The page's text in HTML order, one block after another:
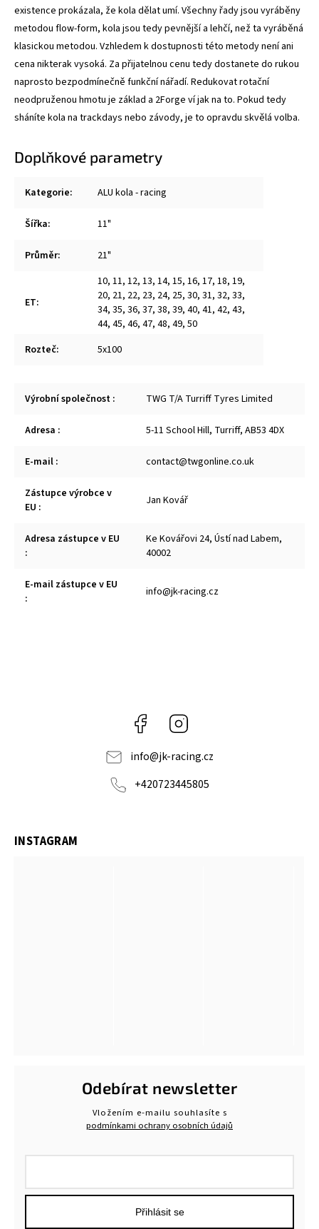
existence prokázala, že kola dělat umí. Všechny řady jsou vyráběny
metodou flow-form, kola jsou tedy pevnější a lehčí, než ta vyráběná
klasickou metodou. Vzhledem k dostupnosti této metody není ani
cena nikterak vysoká. Za přijatelnou cenu tedy dostanete do rukou
naprosto bezpodmínečně funkční nářadí. Redukovat rotační
neodpruženou hmotu je základ a 2Forge ví jak na to. Pokud tedy
sháníte kola na trackdays nebo závody, je to opravdu skvělá volba.
Doplňkové parametry
Kategorie: ALU kola - racing
Šířka: 11"
Průměr: 21"
ET:
10, 11, 12, 13, 14, 15, 16, 17, 18, 19,
20, 21, 22, 23, 24, 25, 30, 31, 32, 33,
34, 35, 36, 37, 38, 39, 40, 41, 42, 43,
44, 45, 46, 47, 48, 49, 50
Rozteč: 5x100
Výrobní společnost : TWG T/A Turriff Tyres Limited
Adresa : 5-11 School Hill, Turriff, AB53 4DX
E-mail : contact@twgonline.co.uk
Zástupce výrobce v
EU : Jan Kovář
Adresa zástupce v EU
:
Ke Kovářovi 24, Ústí nad Labem,
40002
E-mail zástupce v EU
:
info@jk-racing.cz
Facebook
info@jk-racing.cz
+420723445805
INSTAGRAM
Odebírat newsletter
Vložením e-mailu souhlasíte s
podmínkami ochrany osobních údajů
Přihlásit se